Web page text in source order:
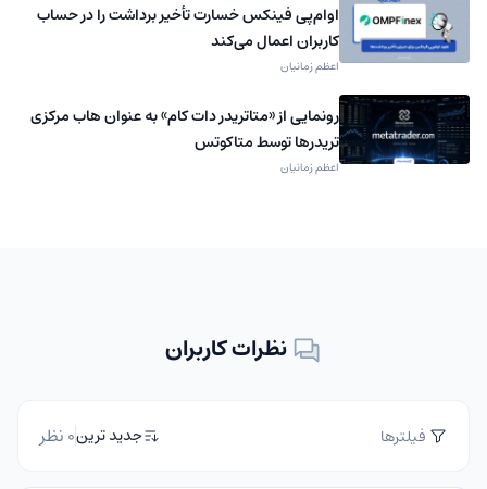
اوام‌پی فینکس خسارت تأخیر برداشت را در حساب
کاربران اعمال می‌کند
اعظم زمانیان
رونمایی از «متاتریدر دات کام» به عنوان هاب مرکزی
تریدرها توسط متاکوتس
اعظم زمانیان
نظرات کاربران
فیلترها جدید ترین0 نظر